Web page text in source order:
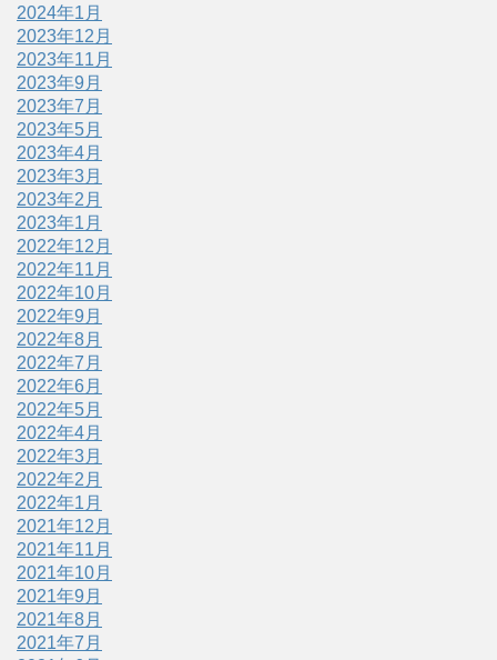
2024年1月
2023年12月
2023年11月
2023年9月
2023年7月
2023年5月
2023年4月
2023年3月
2023年2月
2023年1月
2022年12月
2022年11月
2022年10月
2022年9月
2022年8月
2022年7月
2022年6月
2022年5月
2022年4月
2022年3月
2022年2月
2022年1月
2021年12月
2021年11月
2021年10月
2021年9月
2021年8月
2021年7月